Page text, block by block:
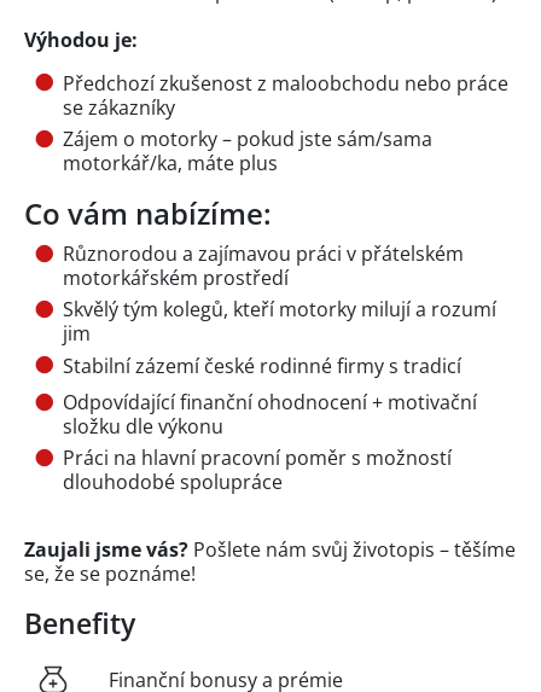
Výhodou je:
Předchozí zkušenost z maloobchodu nebo práce
se zákazníky
Zájem o motorky – pokud jste sám/sama
motorkář/ka, máte plus
Co vám nabízíme:
Různorodou a zajímavou práci v přátelském
motorkářském prostředí
Skvělý tým kolegů, kteří motorky milují a rozumí
jim
Stabilní zázemí české rodinné firmy s tradicí
Odpovídající finanční ohodnocení + motivační
složku dle výkonu
Práci na hlavní pracovní poměr s možností
dlouhodobé spolupráce
Zaujali jsme vás? Pošlete nám svůj životopis – těšíme
se, že se poznáme!
Benefity
Finanční bonusy a prémie